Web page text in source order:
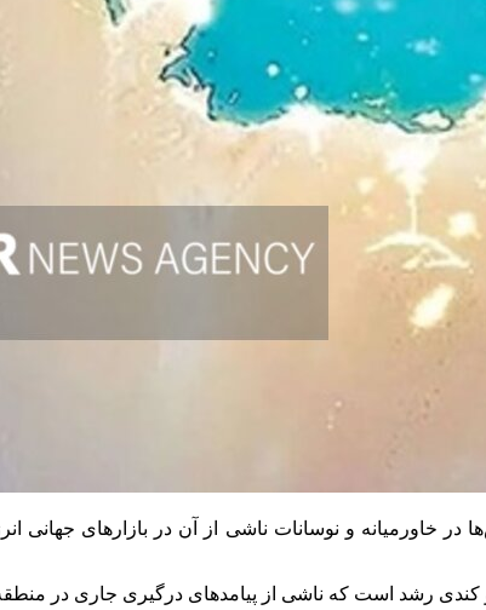
خاورمیانه و نوسانات ناشی از آن در بازارهای جهانی
کندی رشد است که ناشی از پیامدهای درگیری جاری در